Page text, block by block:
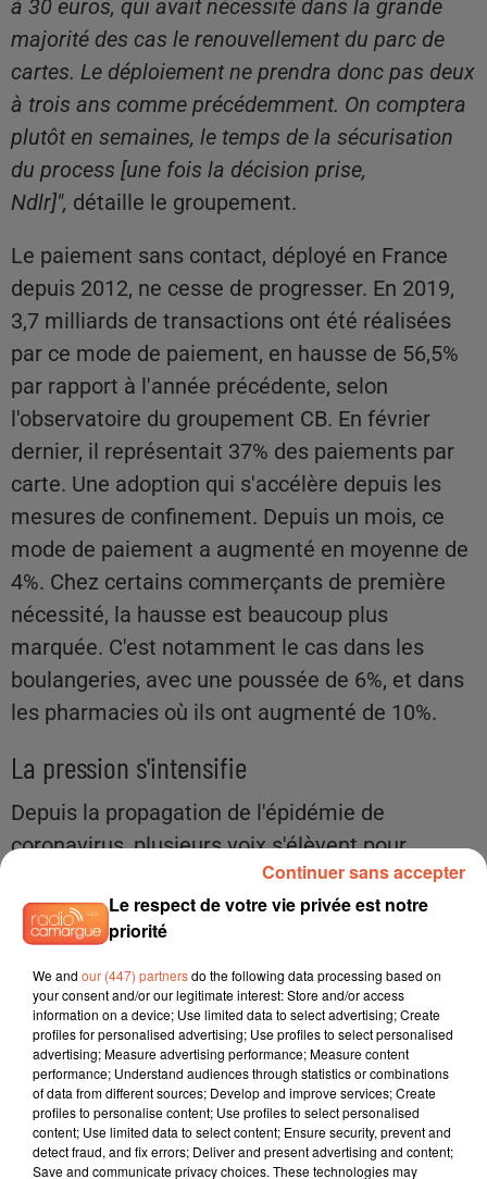
à 30 euros, qui avait nécessité dans la grande
majorité des cas le renouvellement du parc de
cartes. Le déploiement ne prendra donc pas deux
à trois ans comme précédemment. On comptera
plutôt en semaines, le temps de la sécurisation
du process [une fois la décision prise,
Ndlr]", détaille le groupement.
Le paiement sans contact, déployé en France
depuis 2012, ne cesse de progresser. En 2019,
3,7 milliards de transactions ont été réalisées
par ce mode de paiement, en hausse de 56,5%
par rapport à l'année précédente, selon
l'observatoire du groupement CB. En février
dernier, il représentait 37% des paiements par
carte. Une adoption qui s'accélère depuis les
mesures de confinement. Depuis un mois, ce
mode de paiement a augmenté en moyenne de
4%. Chez certains commerçants de première
nécessité, la hausse est beaucoup plus
marquée. C'est notamment le cas dans les
boulangeries, avec une poussée de 6%, et dans
les pharmacies où ils ont augmenté de 10%.
La pression s'intensifie
Depuis la propagation de l'épidémie de
coronavirus, plusieurs voix s'élèvent pour
demander un relèvement du plafond du
paiement sans contact. Il y a deux semaines,
l'Autorité bancaire européenne (ABE) avait
recommandé aux autorités locales de relever
ce plafond à 50 euros afin de limiter le recours
aux billets ou aux pièces.
La pression est d'autant plus forte qu'à la fin du
mois de mars, une vingtaine de pays européens
ont annoncé le relèvement de leurs plafonds, le
Le respect de votre vie privée est notre
priorité
We and our (447) partnersdo the following data processing based on
your consent and/or our legitimate interest: Store and/or access
information on a device; Use limited data to select advertising; Create
profiles for personalised advertising; Use profiles to select personalised
advertising; Measure advertising performance; Measure content
performance; Understand audiences through statistics or combinations
of data from different sources; Develop and improve services; Create
profiles to personalise content; Use profiles to select personalised
content; Use limited data to select content; Ensure security, prevent and
detect fraud, and fix errors; Deliver and present advertising and content;
Save and communicate privacy choices. These technologies may
Continuer sans accepter